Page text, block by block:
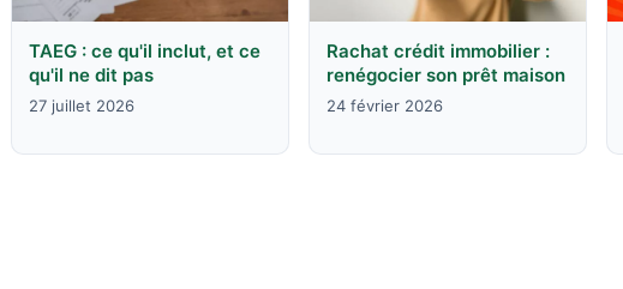
TAEG : ce qu'il inclut, et ce
qu'il ne dit pas
27 juillet 2026
Rachat crédit immobilier :
renégocier son prêt maison
24 février 2026